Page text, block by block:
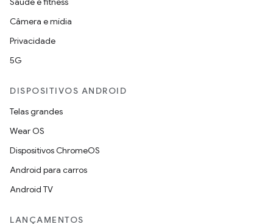
Câmera e mídia
Privacidade
5G
DISPOSITIVOS ANDROID
Telas grandes
Wear OS
Dispositivos ChromeOS
Android para carros
Android TV
LANÇAMENTOS